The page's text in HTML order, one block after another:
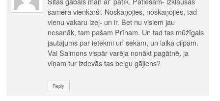
samērā vienkārši. Noskaņojies, noskaņojies, tad
vienu vakaru izej- un ir. Bet nu visiem jau
nesanāk, tam pašam Prīnam. Un tad tas mūžīgais
jautājums par ietekmi un sekām, un laika cilpām.
Vai Saimons vispār varēja nonākt pagātnē, ja
viņam tur izdevās tas beigu gājiens?
Reply